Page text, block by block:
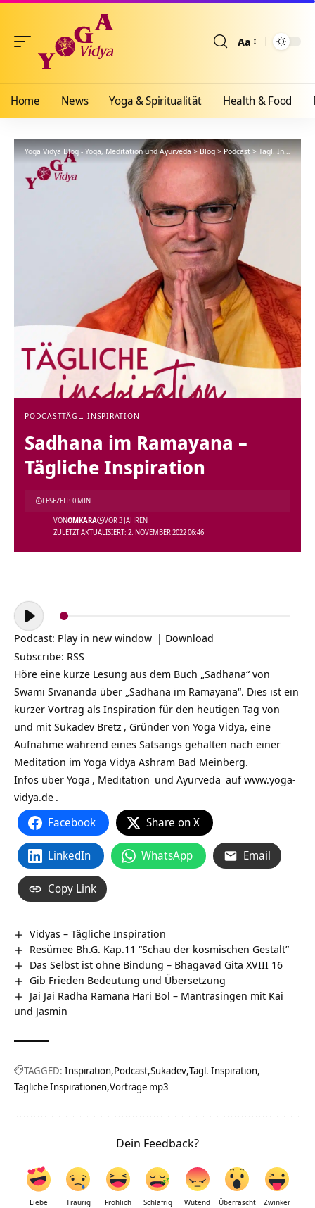
Aa
Home News Yoga & Spiritualität Health & Food
Yoga Vidya Blog - Yoga, Meditation und Ayurveda>Blog>Podcast>Tägl. Inspiration
PODCASTTÄGL. INSPIRATION
Sadhana im Ramayana –
Tägliche Inspiration
ZULETZT AKTUALISIERT: 2. NOVEMBER 2022 06:46
VONOMKARA VOR 3 JAHREN
LESEZEIT: 0 MIN
Audio-
Player
Podcast: Play in new window | Download
Subscribe: RSS
Höre eine kurze Lesung aus dem Buch „Sadhana“ von
Swami Sivananda über „Sadhana im Ramayana“. Dies ist ein
kurzer Vortrag als Inspiration für den heutigen Tag von
und mit Sukadev Bretz , Gründer von Yoga Vidya, eine
Aufnahme während eines Satsangs gehalten nach einer
Meditation im Yoga Vidya Ashram Bad Meinberg.
Infos über Yoga , Meditation und Ayurveda aufwww.yoga-
vidya.de .
Facebook Share on X
LinkedIn WhatsApp Email
Copy Link
Vidyas – Tägliche Inspiration
Resümee Bh.G. Kap.11 “Schau der kosmischen Gestalt”
Das Selbst ist ohne Bindung – Bhagavad Gita XVIII 16
Gib Frieden Bedeutung und Übersetzung
Jai Jai Radha Ramana Hari Bol – Mantrasingen mit Kai
und Jasmin
TAGGED: Inspiration Podcast Sukadev Tägl. Inspiration
Tägliche Inspirationen Vorträge mp3
Dein Feedback?
Liebe Traurig Fröhlich Schläfrig Wütend Überrascht Zwinker